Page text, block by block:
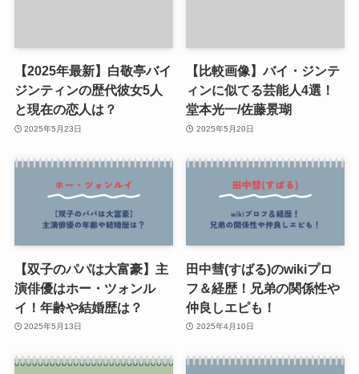
【2025年最新】白敬亭バイ
ジンティンの歴代彼女5人
と現在の恋人は？
2025年5月23日
【比較画像】バイ・ジンテ
ィンに似てる芸能人4選！
堂本光一/佐藤景瑚
2025年5月20日
【双子のパパは大富豪】主
演俳優はホー・ツォンル
イ！年齢や結婚歴は？
2025年5月13日
田中彗(すばる)のwikiプロ
フ＆経歴！兄弟の関係性や
仲良しエピも！
2025年4月10日